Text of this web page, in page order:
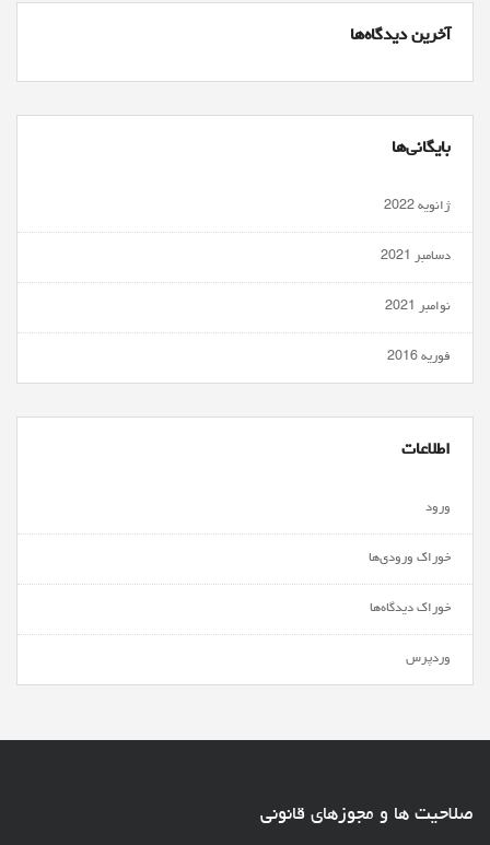
آخرین دیدگاه‌ها
بایگانی‌ها
ژانویه 2022
دسامبر 2021
نوامبر 2021
فوریه 2016
اطلاعات
ورود
خوراک ورودی‌ها
خوراک دیدگاه‌ها
وردپرس
صلاحیت ها و مجوزهای قانونی